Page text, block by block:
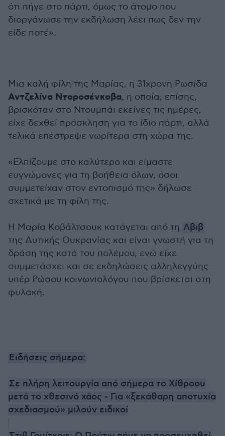
ότι πήγε στο πάρτι, όμως το άτομο που
διοργάνωσε την εκδήλωση λέει πως δεν την
είδε ποτέ».
Μια καλή φίλη της Μαρίας, η 31χρονη Ρωσίδα
Αντζελίνα Ντοροσένκοβα, η οποία, επίσης,
βρισκόταν στο Ντουμπάι εκείνες τις ημέρες,
είχε δεχθεί πρόσκληση για το ίδιο πάρτι, αλλά
τελικά επέστρεψε νωρίτερα στη χώρα της.
«Ελπίζουμε στο καλύτερο και είμαστε
ευγνώμονες για τη βοήθεια όλων, όσοι
συμμετείχαν στον εντοπισμό της» δήλωσε
σχετικά με τη φίλη της.
Η Μαρία Κοβάλτσουκ κατάγεται από τη Λβιβ
της Δυτικής Ουκρανίας και είναι γνωστή για τη
δράση της κατά του πολέμου, ενώ είχε
συμμετάσχει και σε εκδηλώσεις αλληλεγγύης
υπέρ Ρώσου κοινωνιολόγου που βρίσκεται στη
φυλακή.
Ειδήσεις σήμερα:
Σε πλήρη λειτουργία από σήμερα το Χίθροου
μετά το χθεσινό χάος - Για «ξεκάθαρη αποτυχία
σχεδιασμού» μιλούν ειδικοί